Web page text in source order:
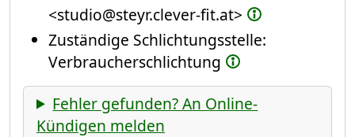
<studio@steyr.clever-fit.at>
Zuständige Schlichtungsstelle:
Verbraucherschlichtung
Fehler gefunden? An Online-
Kündigen melden